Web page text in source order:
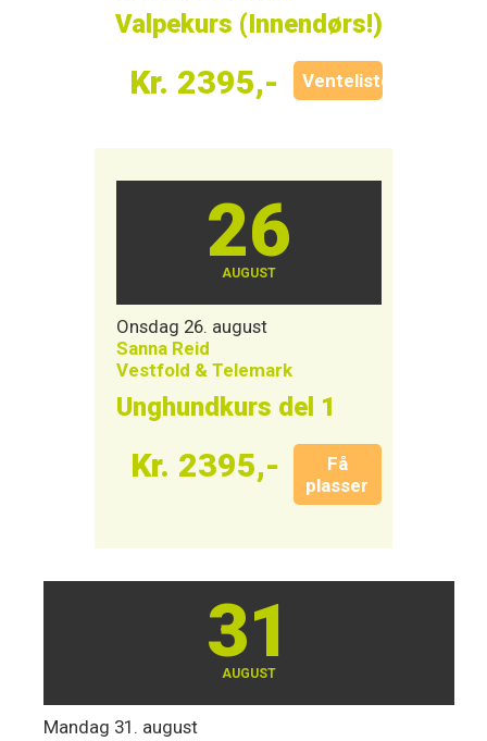
Valpekurs (Innendørs!)
Kr. 2395,- Venteliste
26
AUGUST
Onsdag 26. august
Sanna Reid
Vestfold & Telemark
Unghundkurs del 1
Kr. 2395,-
Få
plasser
31
AUGUST
Mandag 31. august